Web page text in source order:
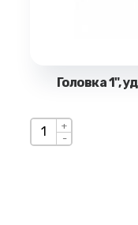
Головка 1",
+
-